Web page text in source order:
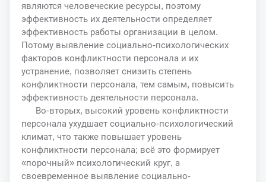
являются человеческие ресурсы, поэтому
эффективность их деятельности определяет
эффективность работы организации в целом.
Потому выявление социально-психологических
факторов конфликтности персонала и их
устранение, позволяет снизить степень
конфликтности персонала, тем самым, повысить
эффективность деятельности персонала.
Во-вторых, высокий уровень конфликтности
персонала ухудшает социально-психологический
климат, что также повышает уровень
конфликтности персонала; всё это формирует
«порочный» психологический круг, а
своевременное выявление социально-